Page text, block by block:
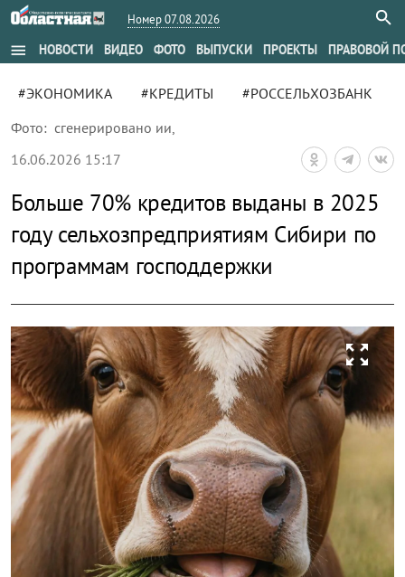
Номер 07.08.2026
menu НОВОСТИ ВИДЕО ФОТО ВЫПУСКИ ПРОЕКТЫ ПРАВОВОЙ
#ЭКОНОМИКА #КРЕДИТЫ
#РОССЕЛЬХОЗБАНК
Фото: сгенерировано ии,
16.06.2026 15:17
Больше 70% кредитов выданы в 2025
году сельхозпредприятиям Сибири по
программам господдержки
zoom_out_map